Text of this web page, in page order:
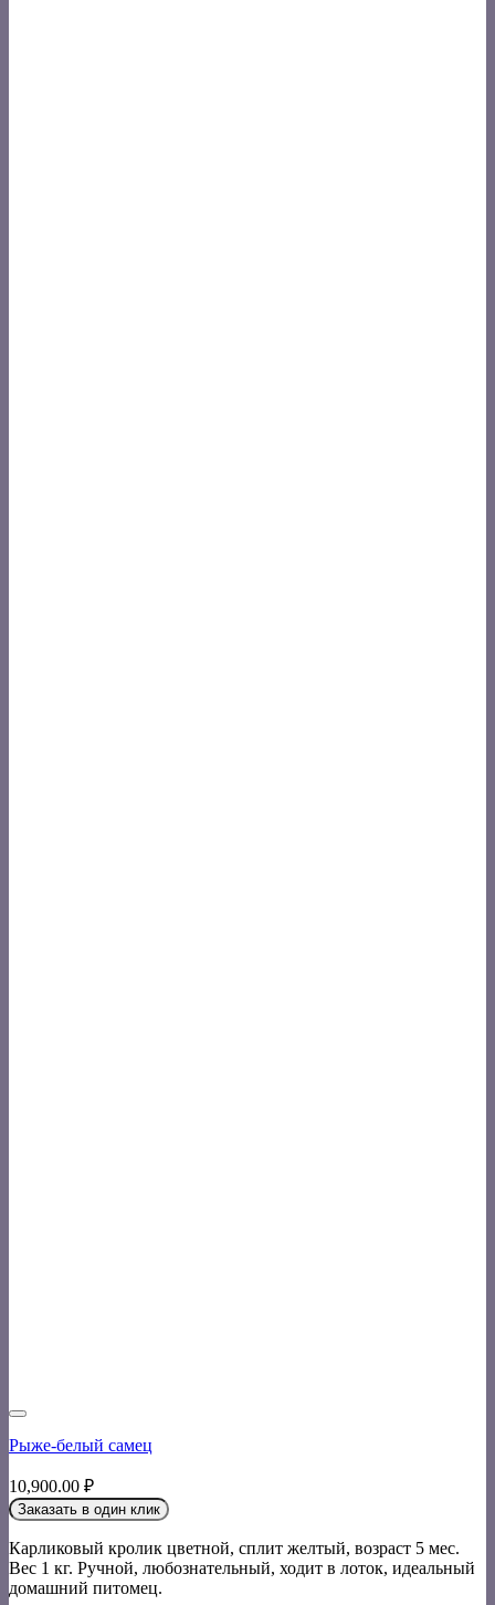
Рыже-белый самец
10,900.00 ₽
Заказать в один клик
Карликовый кролик цветной, сплит желтый, возраст 5 мес.
Вес 1 кг. Ручной, любознательный, ходит в лоток, идеальный
домашний питомец.